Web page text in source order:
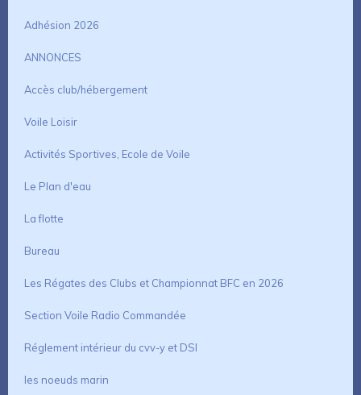
Adhésion 2026
ANNONCES
Accès club/hébergement
Voile Loisir
Activités Sportives, Ecole de Voile
Le Plan d'eau
La flotte
Bureau
Les Régates des Clubs et Championnat BFC en 2026
Section Voile Radio Commandée
Réglement intérieur du cvv-y et DSI
les noeuds marin